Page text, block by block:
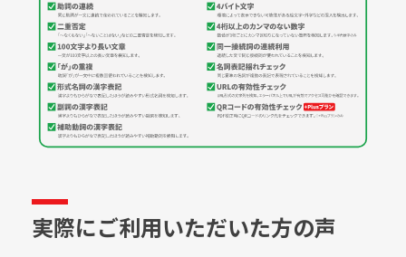
実際にご利用いただいた方の声